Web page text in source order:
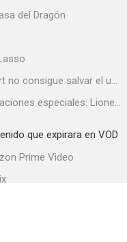
del Dragón
Stuart no consigue salvar el universo
Operaciones especiales: Lioness
que expirara en VOD
Prime Video